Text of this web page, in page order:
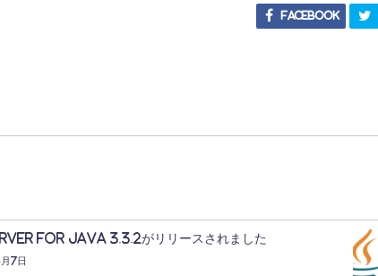
Facebook
for Java 3.3.2がリリースされました
7日